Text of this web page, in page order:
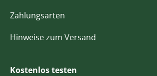
Zahlungsarten
Hinweise zum Versand
Kostenlos testen